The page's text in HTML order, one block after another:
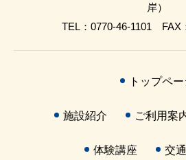
岸）
TEL：0770-46-1101 FAX
トップペー
施設紹介 ご利用案
体験講座 交